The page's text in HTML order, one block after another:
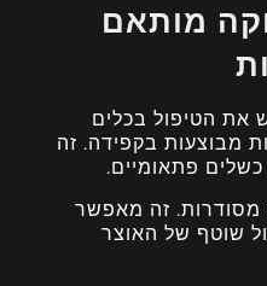
מותאם
את הטיפול בכלים
מבוצעות בקפידה. זה
פתאומיים.
מסודרות. זה מאפשר
שוטף של האוצר